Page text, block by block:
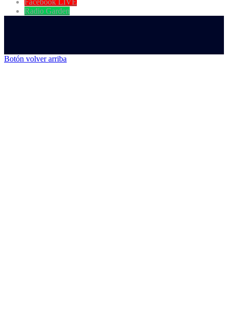
Facebook LIVE
Radio Garden
Botón volver arriba